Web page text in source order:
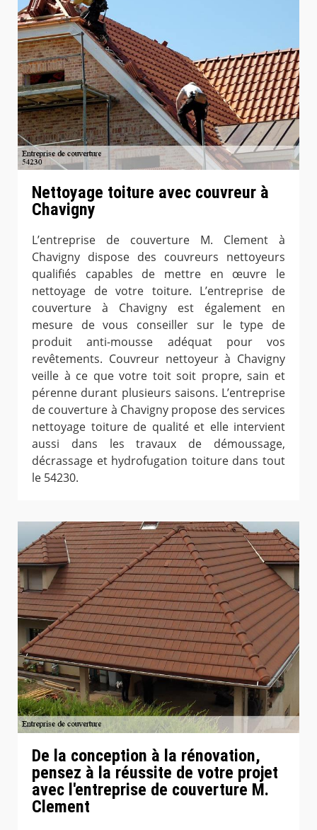
Nettoyage toiture avec couvreur à
Chavigny
L’entreprise de couverture M. Clement à
Chavigny dispose des couvreurs nettoyeurs
qualifiés capables de mettre en œuvre le
nettoyage de votre toiture. L’entreprise de
couverture à Chavigny est également en
mesure de vous conseiller sur le type de
produit anti-mousse adéquat pour vos
revêtements. Couvreur nettoyeur à Chavigny
veille à ce que votre toit soit propre, sain et
pérenne durant plusieurs saisons. L’entreprise
de couverture à Chavigny propose des services
nettoyage toiture de qualité et elle intervient
aussi dans les travaux de démoussage,
décrassage et hydrofugation toiture dans tout
le 54230.
De la conception à la rénovation,
pensez à la réussite de votre projet
avec l'entreprise de couverture M.
Clement